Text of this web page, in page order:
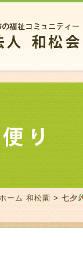
ーム 和松園 > 七夕